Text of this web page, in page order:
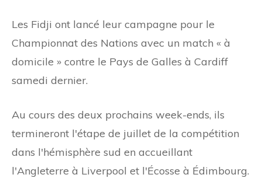
Les Fidji ont lancé leur campagne pour le
Championnat des Nations avec un match « à
domicile » contre le Pays de Galles à Cardiff
samedi dernier.
Au cours des deux prochains week-ends, ils
termineront l'étape de juillet de la compétition
dans l'hémisphère sud en accueillant
l'Angleterre à Liverpool et l'Écosse à Édimbourg.